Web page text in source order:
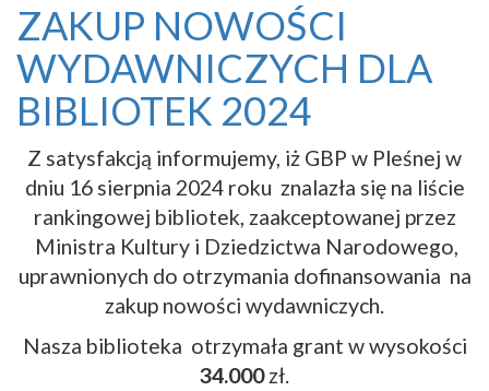
ZAKUP NOWOŚCI
WYDAWNICZYCH DLA
BIBLIOTEK 2024
Z satysfakcją informujemy, iż GBP w Pleśnej w
dniu 16 sierpnia 2024 roku znalazła się na liście
rankingowej bibliotek, zaakceptowanej przez
Ministra Kultury i Dziedzictwa Narodowego,
uprawnionych do otrzymania dofinansowania na
zakup nowości wydawniczych.
Nasza biblioteka otrzymała grant w wysokości
34.000zł.